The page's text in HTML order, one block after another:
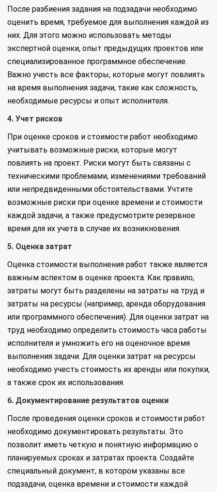
После разбиения задания на подзадачи необходимо
оценить время, требуемое для выполнения каждой из
них. Для этого можно использовать методы
экспертной оценки, опыт предыдущих проектов или
специализированное программное обеспечение.
Важно учесть все факторы, которые могут повлиять
на время выполнения задачи, такие как сложность,
необходимые ресурсы и опыт исполнителя.
4. Учет рисков
При оценке сроков и стоимости работ необходимо
учитывать возможные риски, которые могут
повлиять на проект. Риски могут быть связаны с
техническими проблемами, изменениями требований
или непредвиденными обстоятельствами. Учтите
возможные риски при оценке времени и стоимости
каждой задачи, а также предусмотрите резервное
время для их учета в случае их возникновения.
5. Оценка затрат
Оценка стоимости выполнения работ также является
важным аспектом в оценке проекта. Как правило,
затраты могут быть разделены на затраты на труд и
затраты на ресурсы (например, аренда оборудования
или программного обеспечения). Для оценки затрат на
труд необходимо определить стоимость часа работы
исполнителя и умножить его на оценочное время
выполнения задачи. Для оценки затрат на ресурсы
необходимо учесть стоимость их аренды или покупки,
а также срок их использования.
6. Документирование результатов оценки
После проведения оценки сроков и стоимости работ
необходимо документировать результаты. Это
позволит иметь четкую и понятную информацию о
планируемых сроках и затратах проекта. Создайте
специальный документ, в котором указаны все
подзадачи, оценка времени и стоимости каждой